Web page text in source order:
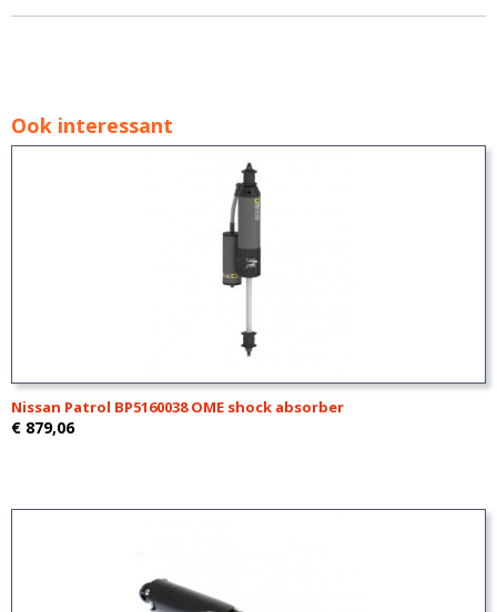
Ook interessant
Nissan Patrol BP5160038 OME shock absorber
€ 879,06